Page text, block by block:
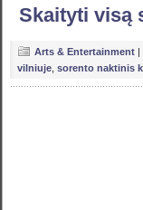
Skaityti visą
Arts & Entertainment |
vilniuje sorento naktinis